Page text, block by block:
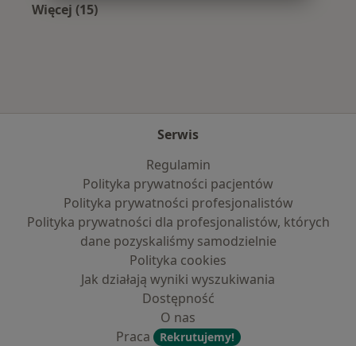
Więcej (15)
Serwis
Regulamin
Polityka prywatności pacjentów
Polityka prywatności profesjonalistów
Polityka prywatności dla profesjonalistów, których
dane pozyskaliśmy samodzielnie
Polityka cookies
Jak działają wyniki wyszukiwania
Dostępność
O nas
Praca
Rekrutujemy!